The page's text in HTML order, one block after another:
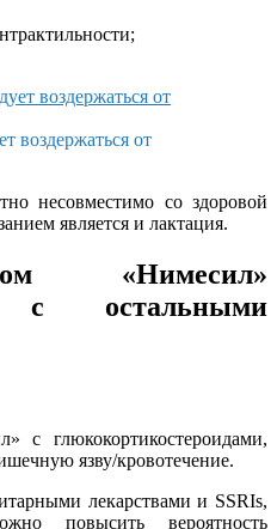
воздержаться от
несовместимо со здоровой
является и лактация.
«Нимесил»
с остальными
с глюкокортикостероидами,
язву/кровотечение.
лекарствами и SSRIs,
повысить вероятность